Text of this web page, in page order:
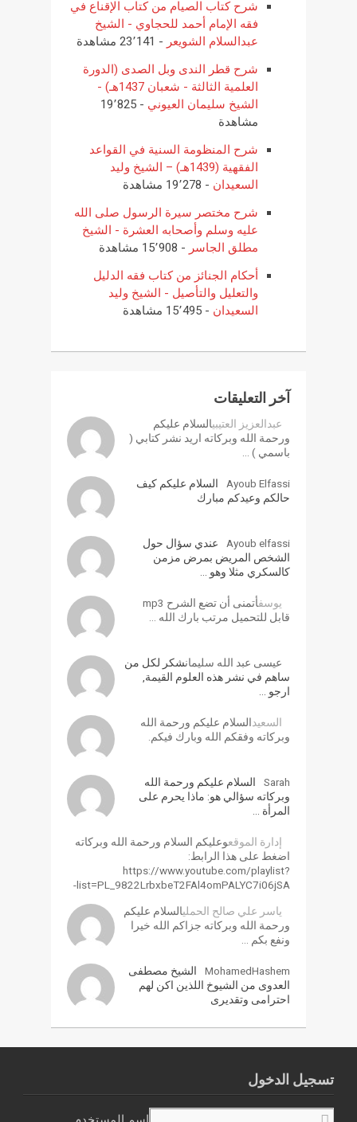
شرح كتاب الصيام من كتاب الإقناع في
فقه الإمام أحمد للحجاوي - الشيخ
عبدالسلام الشويعر - 23٬141 مشاهدة
شرح قطر الندى وبل الصدى (الدورة
العلمية الثالثة - شعبان 1437هـ) -
الشيخ سليمان العيوني
- 19٬825
مشاهدة
شرح المنظومة السنية في القواعد
الفقهية (1439هـ) – الشيخ وليد
السعيدان - 19٬278 مشاهدة
شرح مختصر سيرة الرسول صلى الله
عليه وسلم وأصحابه العشرة - الشيخ
مطلق الجاسر - 15٬908 مشاهدة
أحكام الجنائز من كتاب فقه الدليل
والتعليل والتأصيل - الشيخ وليد
السعيدان - 15٬495 مشاهدة
آخر التعليقات
عبدالعزيز العتيبيالسلام عليكم
ورحمة الله وبركاته اريد نشر كتابي (
باسمي ) …
Ayoub Elfassi
السلام عليكم كيف
حالكم وعيدكم مبارك
Ayoub elfassi
عندي سؤال حول
الشخص المريض بمرض مزمن
كالسكري مثلا وهو …
يوسف
أتمنى أن تضع الشرح mp3
قابل للتحميل مرتب بارك الله …
عيسى عبد الله سليمانشكر لكل من
ساهم في نشر هذه العلوم القيمة,
ارجو …
السعيدالسلام عليكم ورحمة الله
وبركاته وفقكم الله وبارك فيكم.
Sarah
السلام عليكم ورحمة الله
وبركاته سؤالي هو: ماذا يحرم على
المرأة …
إدارة الموقعوعليكم السلام ورحمة الله وبركاته
اضغط على هذا الرابط:
https://www.youtube.com/playlist?
list=PL_9822LrbxbeT2FAl4omPALYC7i06jSA-
ياسر علي صالح الحمليالسلام عليكم
ورحمة الله وبركاته جزاكم الله خيرا
ونفع بكم …
MohamedHashem
الشيخ مصطفى
العدوى من الشيوخ اللذين اكن لهم
احترامى وتقديرى
تسجيل الدخول